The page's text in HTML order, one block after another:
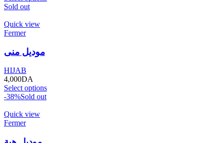
Sold out
Quick view
Fermer
موديل منى
HIJAB
4,000DA
Select options
-38%Sold out
Quick view
Fermer